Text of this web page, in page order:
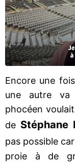
Encore une
une autre va
phocéen
de Stéphane
pas possible car
proie à de